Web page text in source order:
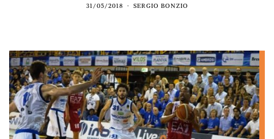
31/05/2018 SERGIO BONZIO